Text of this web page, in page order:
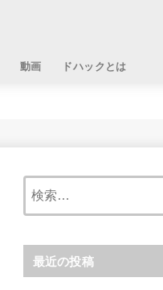
動画 ドハックとは
最近の投稿